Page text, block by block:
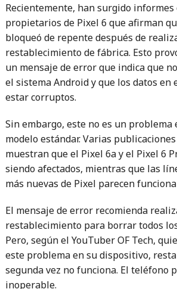
Recientemente, han surgido informes
propietarios de Pixel 6 que afirman
bloqueó de repente después de
restablecimiento de fábrica. Esto
un mensaje de error que indica que
el sistema Android y que los datos en
estar corruptos.
Sin embargo, este no es un problema
modelo estándar. Varias
muestran que el Pixel 6a y el Pixel 6
siendo afectados, mientras que las
más nuevas de Pixel parecen
El mensaje de error recomienda
restablecimiento para borrar todos
Pero, según el YouTuber OF Tech,
este problema en su dispositivo,
segunda vez no funciona. El teléfono
inoperable.